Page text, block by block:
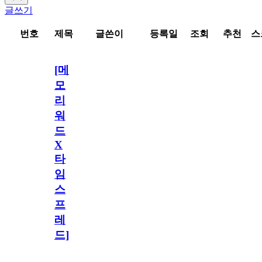
글쓰기
번호 제목 글쓴이 등록일 조회 추천
[메
모
리
워
드
X
타
임
스
프
레
드]